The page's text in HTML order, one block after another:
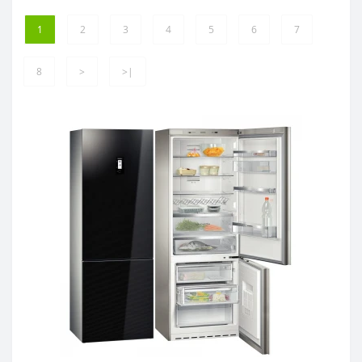
1 2 3 4 5 6 7
8 > >|